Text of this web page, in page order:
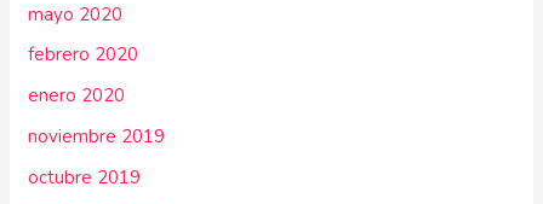
mayo 2020
febrero 2020
enero 2020
noviembre 2019
octubre 2019